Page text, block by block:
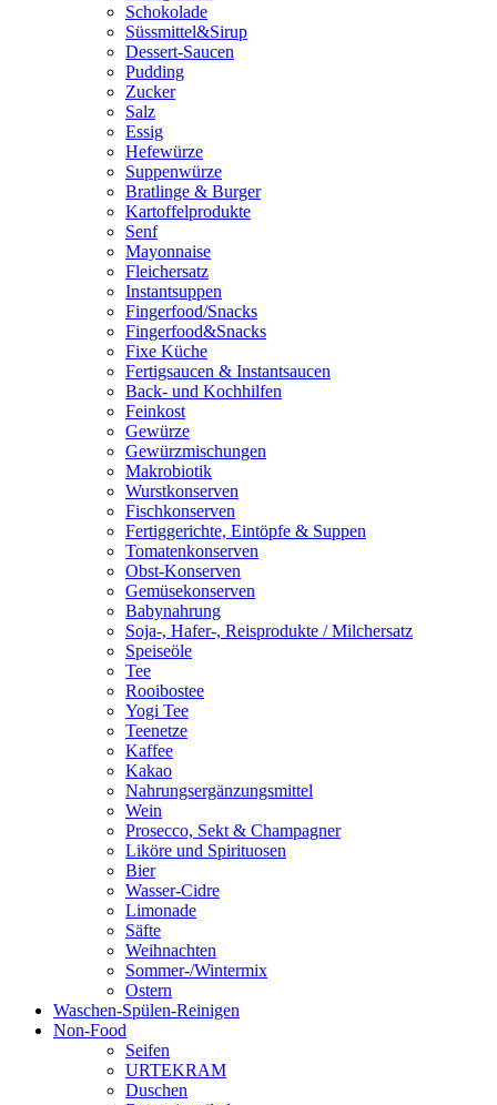
Schokolade
Süssmittel&Sirup
Dessert-Saucen
Pudding
Zucker
Salz
Essig
Hefewürze
Suppenwürze
Bratlinge & Burger
Kartoffelprodukte
Senf
Mayonnaise
Fleichersatz
Instantsuppen
Fingerfood/Snacks
Fingerfood&Snacks
Fixe Küche
Fertigsaucen & Instantsaucen
Back- und Kochhilfen
Feinkost
Gewürze
Gewürzmischungen
Makrobiotik
Wurstkonserven
Fischkonserven
Fertiggerichte, Eintöpfe & Suppen
Tomatenkonserven
Obst-Konserven
Gemüsekonserven
Babynahrung
Soja-, Hafer-, Reisprodukte / Milchersatz
Speiseöle
Tee
Rooibostee
Yogi Tee
Teenetze
Kaffee
Kakao
Nahrungsergänzungsmittel
Wein
Prosecco, Sekt & Champagner
Liköre und Spirituosen
Bier
Wasser-Cidre
Limonade
Säfte
Weihnachten
Sommer-/Wintermix
Ostern
Waschen-Spülen-Reinigen
Non-Food
Seifen
URTEKRAM
Duschen